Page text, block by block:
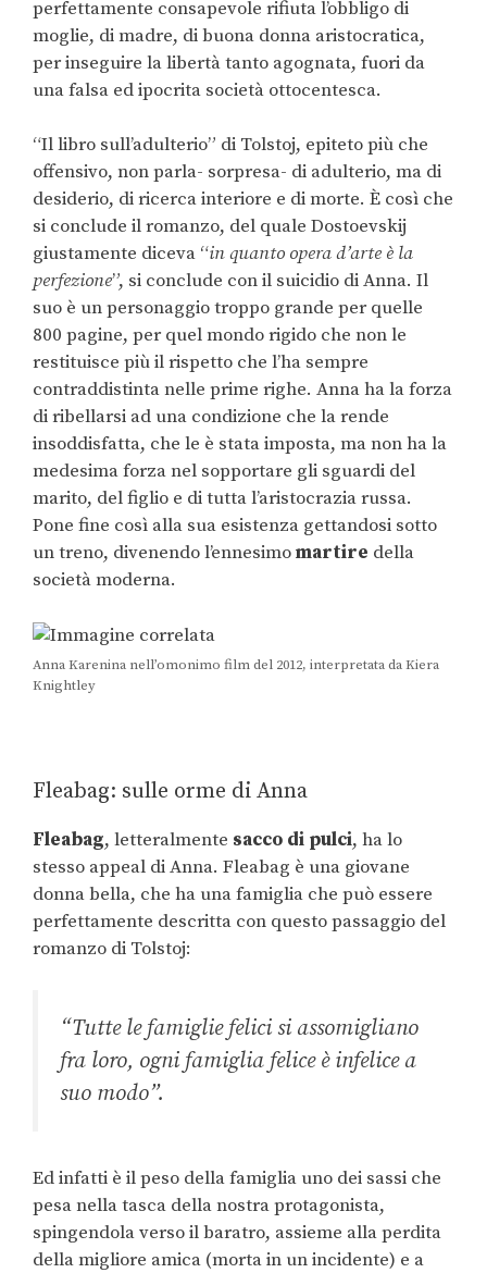
perfettamente consapevole rifiuta l’obbligo di
moglie, di madre, di buona donna aristocratica,
per inseguire la libertà tanto agognata, fuori da
una falsa ed ipocrita società ottocentesca.
“Il libro sull’adulterio” di Tolstoj, epiteto più che
offensivo, non parla- sorpresa- di adulterio, ma di
desiderio, di ricerca interiore e di morte. È così che
si conclude il romanzo, del quale Dostoevskij
giustamente diceva “in quanto opera d’arte è la
perfezione”, si conclude con il suicidio di Anna. Il
suo è un personaggio troppo grande per quelle
800 pagine, per quel mondo rigido che non le
restituisce più il rispetto che l’ha sempre
contraddistinta nelle prime righe. Anna ha la forza
di ribellarsi ad una condizione che la rende
insoddisfatta, che le è stata imposta, ma non ha la
medesima forza nel sopportare gli sguardi del
marito, del figlio e di tutta l’aristocrazia russa.
Pone fine così alla sua esistenza gettandosi sotto
un treno, divenendo l’ennesimomartire della
società moderna.
Anna Karenina nell’omonimo film del 2012, interpretata da Kiera
Knightley
Fleabag: sulle orme di Anna
Fleabag, letteralmente sacco di pulci, ha lo
stesso appeal di Anna. Fleabag è una giovane
donna bella, che ha una famiglia che può essere
perfettamente descritta con questo passaggio del
romanzo di Tolstoj:
“Tutte le famiglie felici si assomigliano
fra loro, ogni famiglia felice è infelice a
suo modo”.
Ed infatti è il peso della famiglia uno dei sassi che
pesa nella tasca della nostra protagonista,
spingendola verso il baratro, assieme alla perdita
della migliore amica (morta in un incidente) e a